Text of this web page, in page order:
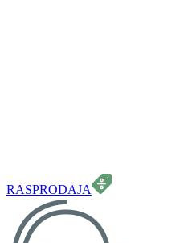
RASPRODAJA